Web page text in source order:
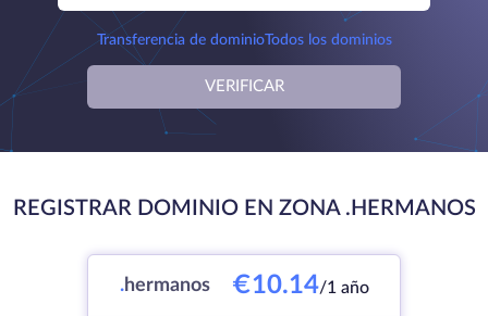
Transferencia de dominioTodos los dominios
VERIFICAR
REGISTRAR DOMINIO EN ZONA .HERMANOS
.hermanos €10.14/1 año